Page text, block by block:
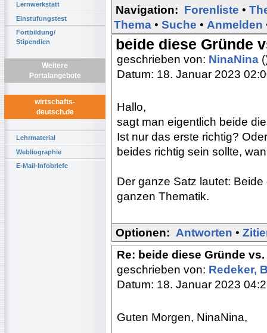
Lernwerkstatt
Einstufungstest
Fortbildung/
Stipendien
Weitere
Portalangebote
wirtschafts-
deutsch.de
Lehrmaterial
Webliographie
E-Mail-Infobriefe
Navigation: Forenliste •
Thema • Suche • Anmelden
beide diese Gründe
geschrieben von: NinaNina
Datum: 18. Januar 2023
Hallo,
sagt man eigentlich beide
Ist nur das erste richtig?
beides richtig sein sollte,
Der ganze Satz lautet:
ganzen Thematik.
Optionen: Antworten •
Re: beide diese Gründe
geschrieben von: Redeker,
Datum: 18. Januar 2023
Guten Morgen, NinaNina,